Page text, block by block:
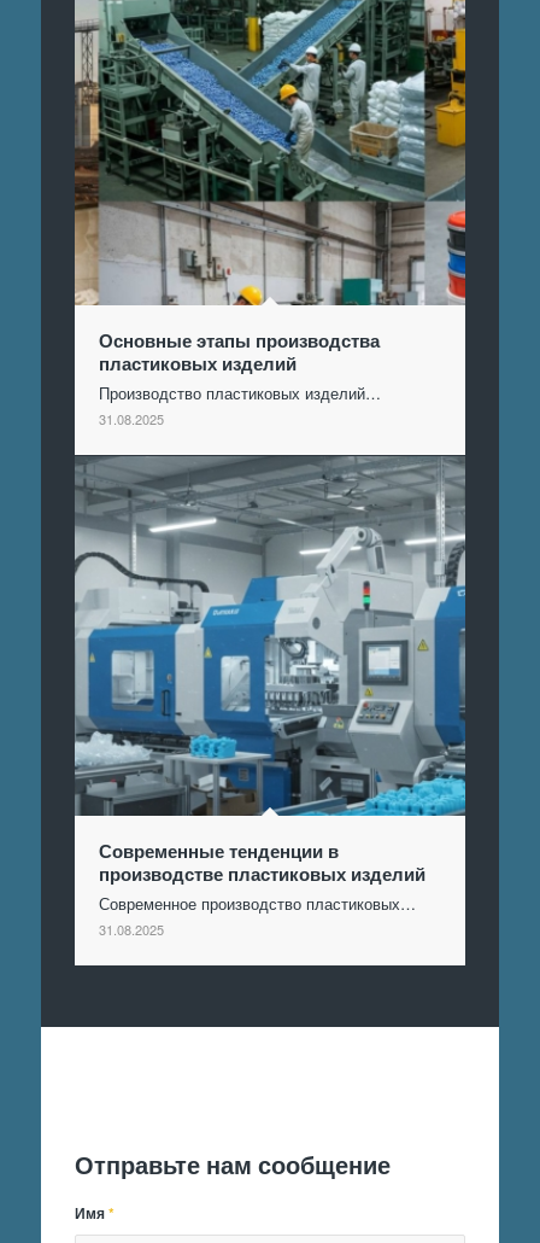
Основные этапы производства
пластиковых изделий
Производство пластиковых изделий…
31.08.2025
Современные тенденции в
производстве пластиковых изделий
Современное производство пластиковых…
31.08.2025
Отправьте нам сообщение
Имя*